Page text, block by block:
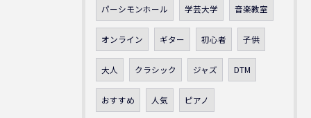
パーシモンホール 学芸大学 音楽教室
オンライン ギター 初心者 子供
大人 クラシック ジャズ DTM
おすすめ 人気 ピアノ